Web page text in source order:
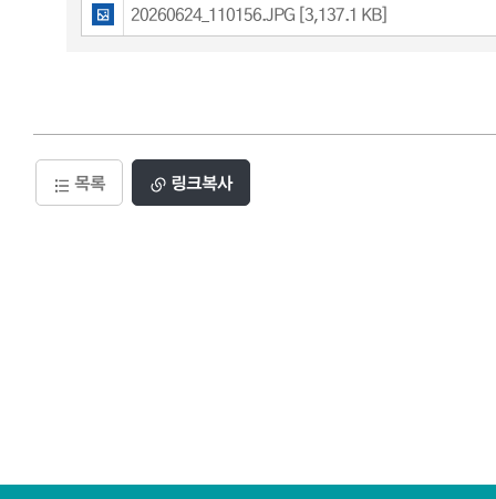
20260624_110156.JPG [3,137.1 KB]
목록 링크복사